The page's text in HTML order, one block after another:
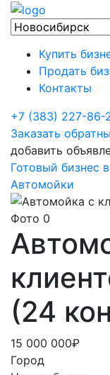
Купить
Продать
Контакты
+7 (383) 227-86-
Заказать
добавить
Готовый бизнес
Автомойки
(24
15 000 000₽
Город